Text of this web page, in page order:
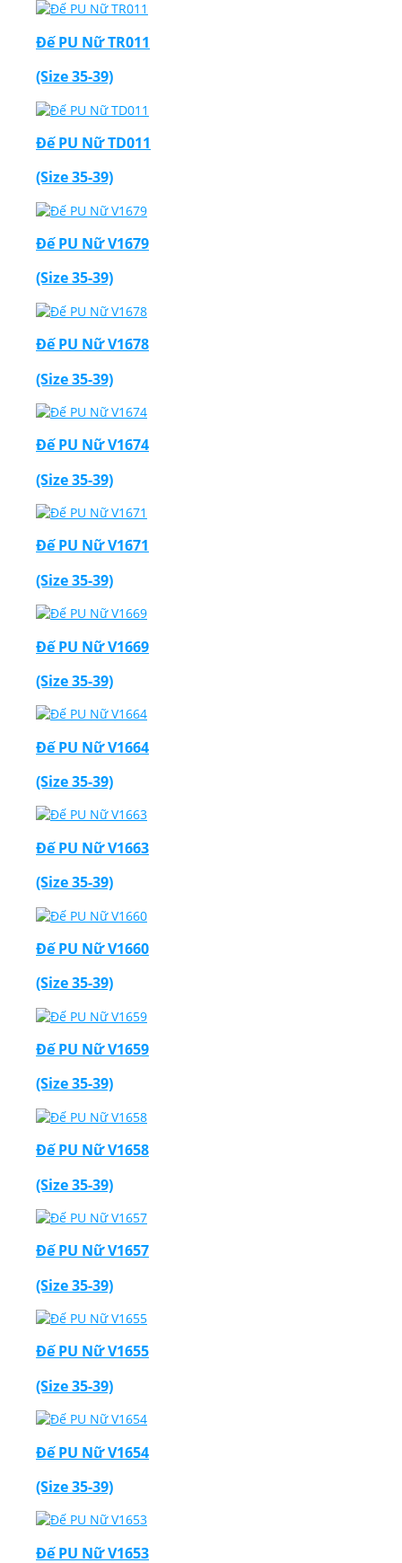
Đế PU Nữ TR011
(Size 35-39)
Đế PU Nữ TD011
(Size 35-39)
Đế PU Nữ V1679
(Size 35-39)
Đế PU Nữ V1678
(Size 35-39)
Đế PU Nữ V1674
(Size 35-39)
Đế PU Nữ V1671
(Size 35-39)
Đế PU Nữ V1669
(Size 35-39)
Đế PU Nữ V1664
(Size 35-39)
Đế PU Nữ V1663
(Size 35-39)
Đế PU Nữ V1660
(Size 35-39)
Đế PU Nữ V1659
(Size 35-39)
Đế PU Nữ V1658
(Size 35-39)
Đế PU Nữ V1657
(Size 35-39)
Đế PU Nữ V1655
(Size 35-39)
Đế PU Nữ V1654
(Size 35-39)
Đế PU Nữ V1653